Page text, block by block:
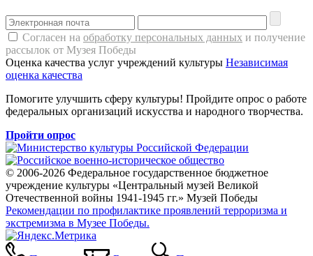
Согласен на обработку персональных данных и получение
рассылок от Музея Победы
Оценка качества услуг учреждений культуры Независимая
оценка качества
Помогите улучшить сферу культуры! Пройдите опрос о работе
федеральных организаций искусства и народного творчества.
Пройти опрос
© 2006-2026 Федеральное государственное бюджетное
учреждение культуры «Центральный музей Великой
Отечественной войны 1941-1945 гг.» Музей Победы
Рекомендации по профилактике проявлений терроризма и
экстремизма в Музее Победы.